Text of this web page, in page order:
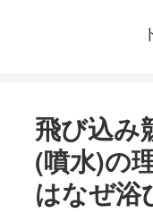
飛び込み
(噴水)の
はなぜ浴